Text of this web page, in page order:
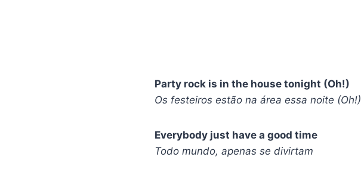
Party rock is in the house tonight (Oh!)
Os festeiros estão na área essa noite (Oh!)
Everybody just have a good time
Todo mundo, apenas se divirtam